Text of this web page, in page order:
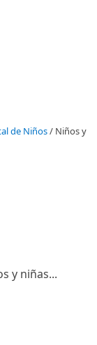
de Niños/ Niños y
y niñas...